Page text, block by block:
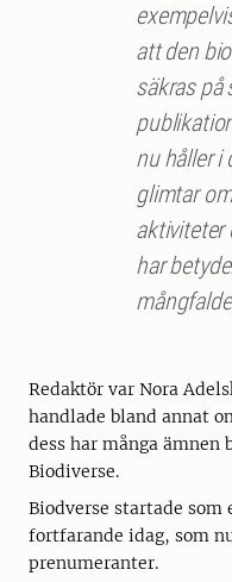
att den
säkras på
nu håller i
glimtar
aktiviteter
har
Redaktör var Nora
handlade bland annat
dess har många
Biodiverse.
Biodverse startade som
fortfarande idag, som
prenumeranter.